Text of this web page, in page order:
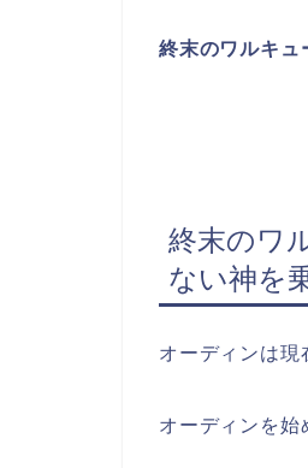
終末のワルキュ
終末のワ
ない神を
オーディンは現
オーディンを始